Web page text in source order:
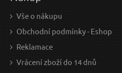
Vše o nákupu
Obchodní podmínky - Eshop
Reklamace
Vrácení zboží do 14 dnů